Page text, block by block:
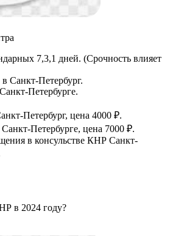
7,3,1 дней. (Срочность влияет
Санкт-Петербург.
Петербурге.
Петербург, цена 4000 ₽.
Петербурге, цена 7000 ₽.
в консульстве КНР Санкт-
в 2024 году?